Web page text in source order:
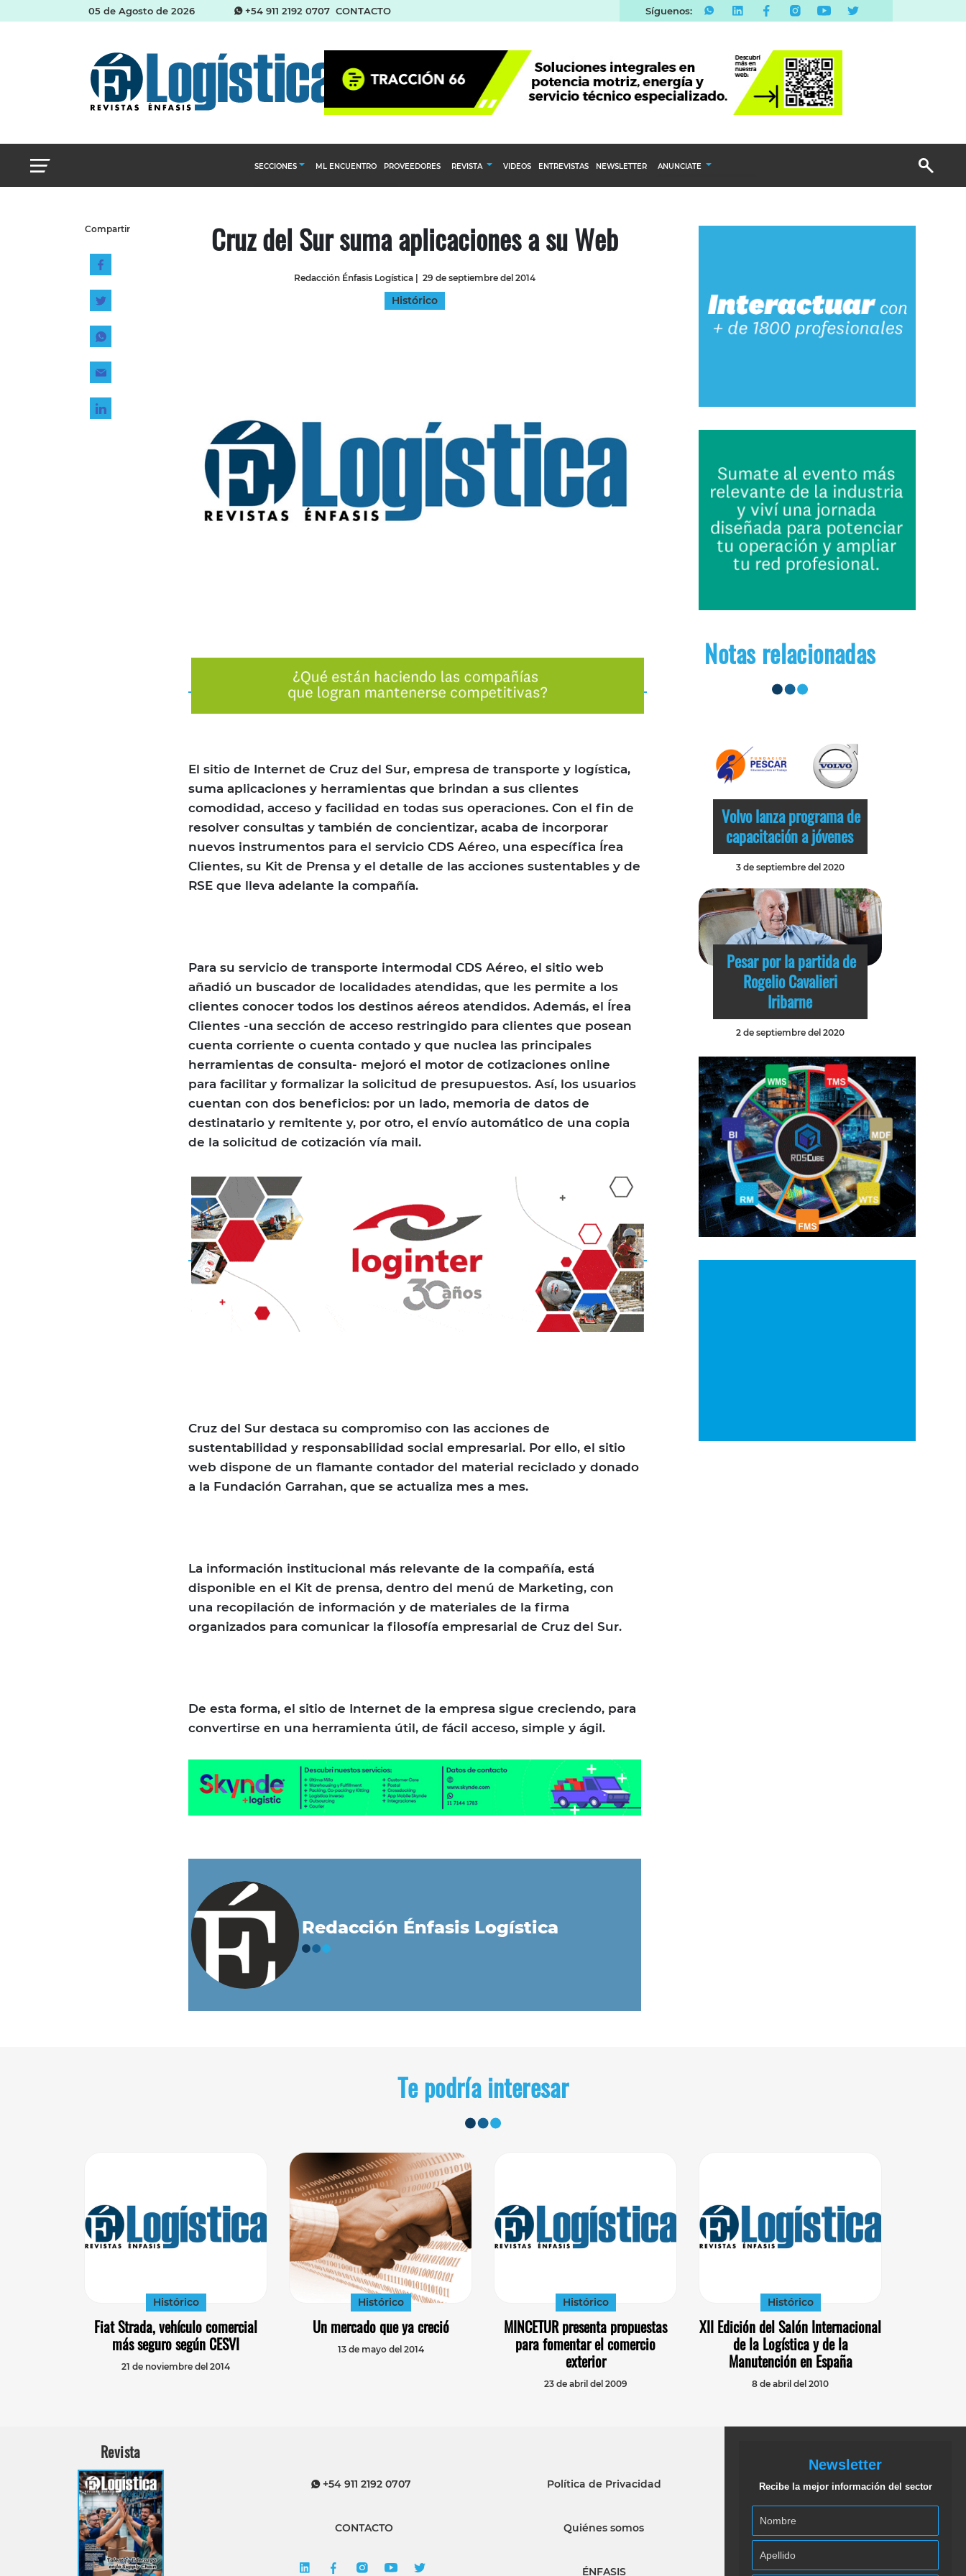
05 de Agosto de 2026 +54 911 2192 0707 CONTACTO Síguenos:
SECCIONES
Almacenes e inventarios
Logística y distribución
ML ENCUENTRO PROVEEDORES REVISTA VIDEOS ENTREVISTAS NEWSLETTER ANUNCIATE
Email Marketing
Compartir Cruz del Sur suma aplicaciones a su Web
Redacción Énfasis Logística 29 de septiembre del 2014
Histórico
El sitio de Internet de Cruz del Sur, empresa de transporte y logística,
suma aplicaciones y herramientas que brindan a sus clientes
comodidad, acceso y facilidad en todas sus operaciones. Con el fin de
resolver consultas y también de concientizar, acaba de incorporar
nuevos instrumentos para el servicio CDS Aéreo, una específica Írea
Clientes, su Kit de Prensa y el detalle de las acciones sustentables y de
RSE que lleva adelante la compañía.
Para su servicio de transporte intermodal CDS Aéreo, el sitio web
añadió un buscador de localidades atendidas, que les permite a los
clientes conocer todos los destinos aéreos atendidos. Además, el Írea
Clientes -una sección de acceso restringido para clientes que posean
cuenta corriente o cuenta contado y que nuclea las principales
herramientas de consulta- mejoró el motor de cotizaciones online
para facilitar y formalizar la solicitud de presupuestos. Así, los usuarios
cuentan con dos beneficios: por un lado, memoria de datos de
destinatario y remitente y, por otro, el envío automático de una copia
de la solicitud de cotización vía mail.
Cruz del Sur destaca su compromiso con las acciones de
sustentabilidad y responsabilidad social empresarial. Por ello, el sitio
web dispone de un flamante contador del material reciclado y donado
a la Fundación Garrahan, que se actualiza mes a mes.
La información institucional más relevante de la compañía, está
disponible en el Kit de prensa, dentro del menú de Marketing, con
una recopilación de información y de materiales de la firma
organizados para comunicar la filosofía empresarial de Cruz del Sur.
De esta forma, el sitio de Internet de la empresa sigue creciendo, para
convertirse en una herramienta útil, de fácil acceso, simple y ágil.
Redacción Énfasis Logística
Notas relacionadas
Volvo lanza programa de
capacitación a jóvenes
3 de septiembre del 2020
Pesar por la partida de
Rogelio Cavalieri
Iribarne
2 de septiembre del 2020
Te podría interesar
Histórico
Fiat Strada, vehículo comercial
más seguro según CESVI
21 de noviembre del 2014
Histórico
Un mercado que ya creció
13 de mayo del 2014
Histórico
MINCETUR presenta propuestas
para fomentar el comercio
exterior
23 de abril del 2009
Histórico
XII Edición del Salón Internacional
de la Logística y de la
Manutención en España
8 de abril del 2010
Revista
+54 911 2192 0707
CONTACTO
Política de Privacidad
Quiénes somos
ÉNFASIS
Newsletter
Recibe la mejor información del sector